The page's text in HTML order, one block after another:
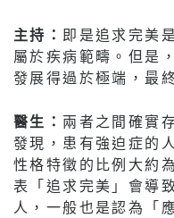
主持： 即是追求完美
屬於疾病範疇。但是
發展得過於極端，最
醫生： 兩者之間確實
發現，患有強迫症的
性格特徵的比例大約
表「追求完美」會導
人，一般也是認為「